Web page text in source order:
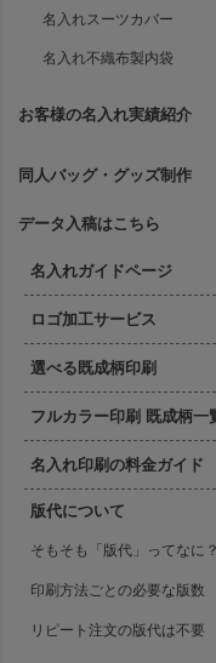
名入れスーツカバー
名入れ不織布製内袋
お客様の名入れ実績紹介
同人バッグ・グッズ制作
データ入稿はこちら
名入れガイドページ
ロゴ加工サービス
選べる既成柄印刷
フルカラー印刷 既成柄一
名入れ印刷の料金ガイド
版代について
そもそも「版代」ってなに？
印刷方法ごとの必要な版数
リピート注文の版代は不要